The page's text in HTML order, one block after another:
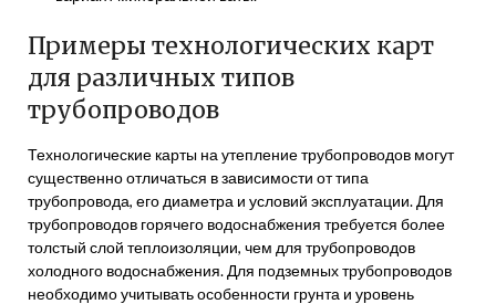
Примеры технологических карт
для различных типов
трубопроводов
Технологические карты на утепление трубопроводов могут
существенно отличаться в зависимости от типа
трубопровода, его диаметра и условий эксплуатации. Для
трубопроводов горячего водоснабжения требуется более
толстый слой теплоизоляции, чем для трубопроводов
холодного водоснабжения. Для подземных трубопроводов
необходимо учитывать особенности грунта и уровень